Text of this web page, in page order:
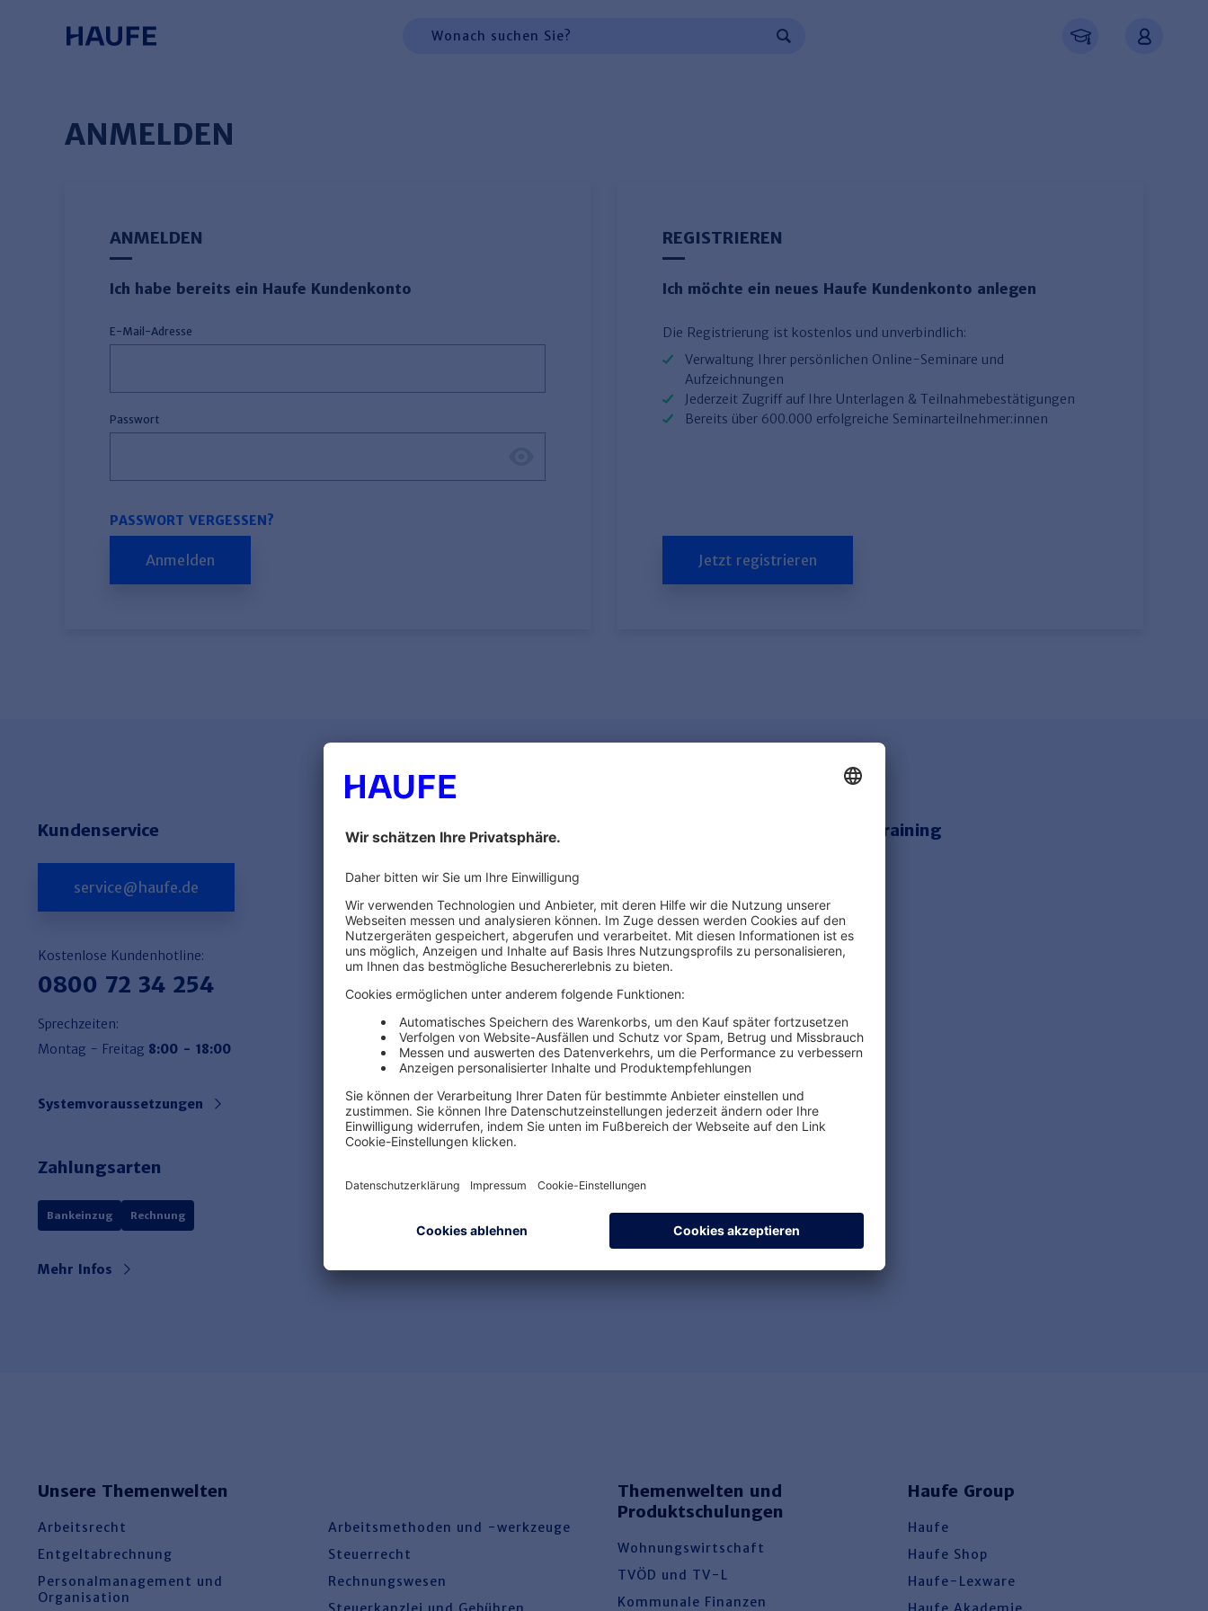
Zum Hauptinhalt springen
Zur Navigation springen
Zur Suche springen
Neu registrieren
ANMELDEN
ANMELDEN
Ich habe bereits ein Haufe Kundenkonto
E-Mail-Adresse
Passwort
PASSWORT VERGESSEN?
Anmelden
REGISTRIEREN
Ich möchte ein neues Haufe Kundenkonto anlegen
Die Registrierung ist kostenlos und unverbindlich:
Verwaltung Ihrer persönlichen Online-Seminare und
Aufzeichnungen
Jederzeit Zugriff auf Ihre Unterlagen & Teilnahmebestätigungen
Bereits über 600.000 erfolgreiche Seminarteilnehmer:innen
Jetzt registrieren
Ihre Vorteile von Haufe Onlinetraining
Sofort verfügbar
Rechtssichere Produkte
Folgen Sie uns!
Kundenservice
service@haufe.de
Kostenlose Kundenhotline:
0800 72 34 254
Sprechzeiten:
Montag - Freitag 8:00 - 18:00
Systemvoraussetzungen
Zahlungsarten
Bankeinzug Rechnung
Mehr Infos
Unsere Themenwelten
Arbeitsrecht
Entgeltabrechnung
Personalmanagement und
Organisation
Arbeitsmethoden und -werkzeuge
Steuerrecht
Rechnungswesen
Themenwelten und
Produktschulungen
Wohnungswirtschaft
TVÖD und TV-L
Kommunale Finanzen
Haufe Group
Haufe
Haufe Shop
Haufe-Lexware